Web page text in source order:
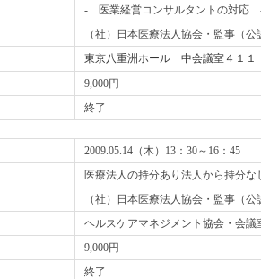
- 医業経営コンサルタントの対応
（社）日本医療法人協会・監事
東京八重洲ホール 中会議室４１１
9,000円
終了
2009.05.14（木）13：30～16：45
医療法人の持分あり法人から持分
（社）日本医療法人協会・監事
ヘルスケアマネジメント協会・会
9,000円
終了